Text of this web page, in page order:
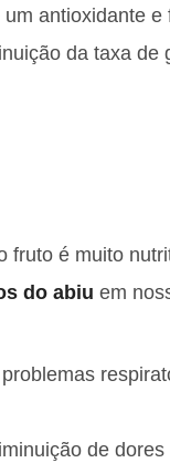
antioxidante
da taxa de
fruto é muito
do abiu em
de dores